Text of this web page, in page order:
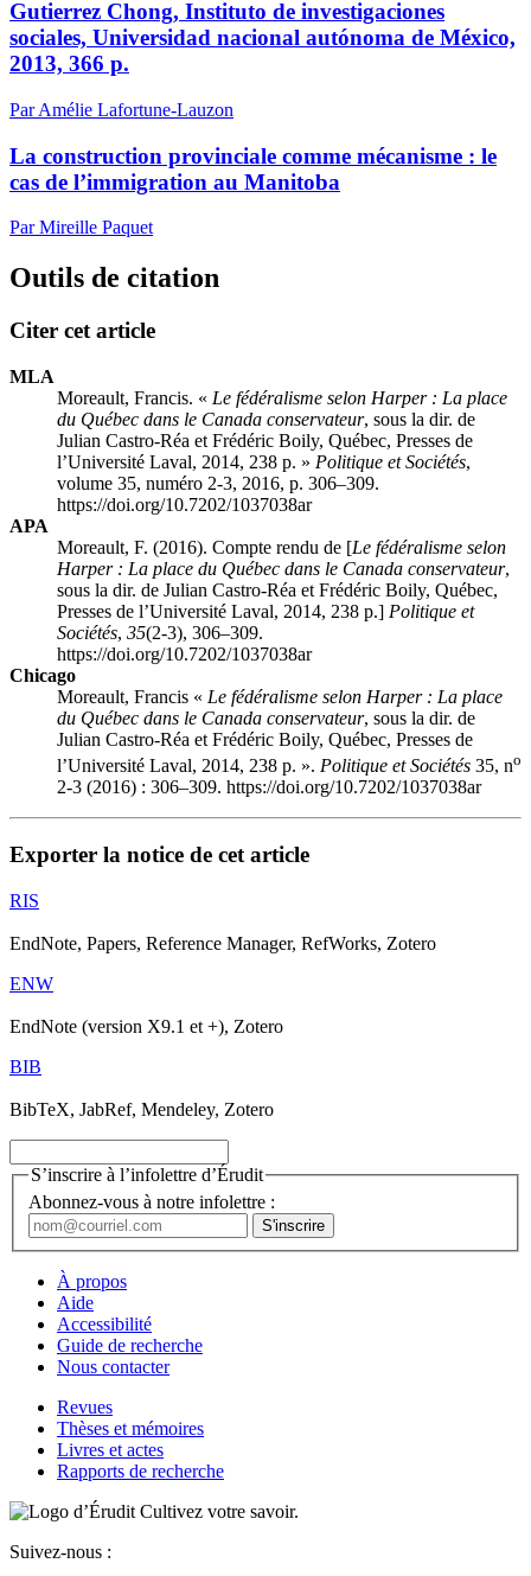
Gutierrez Chong, Instituto de investigaciones
sociales, Universidad nacional autónoma de México,
2013, 366 p.
Par Amélie Lafortune-Lauzon
La construction provinciale comme mécanisme : le
cas de l’immigration au Manitoba
Par Mireille Paquet
Outils de citation
Citer cet article
MLA
Moreault, Francis. « Le fédéralisme selon Harper : La place
du Québec dans le Canada conservateur, sous la dir. de
Julian Castro-Réa et Frédéric Boily, Québec, Presses de
l’Université Laval, 2014, 238 p. » Politique et Sociétés,
volume 35, numéro 2-3, 2016, p. 306–309.
https://doi.org/10.7202/1037038ar
APA
Moreault, F. (2016). Compte rendu de [Le fédéralisme selon
Harper : La place du Québec dans le Canada conservateur,
sous la dir. de Julian Castro-Réa et Frédéric Boily, Québec,
Presses de l’Université Laval, 2014, 238 p.] Politique et
Sociétés, 35(2-3), 306–309.
https://doi.org/10.7202/1037038ar
Chicago
Moreault, Francis « Le fédéralisme selon Harper : La place
du Québec dans le Canada conservateur, sous la dir. de
Julian Castro-Réa et Frédéric Boily, Québec, Presses de
l’Université Laval, 2014, 238 p. ». Politique et Sociétés 35, no
2-3 (2016) : 306–309. https://doi.org/10.7202/1037038ar
Exporter la notice de cet article
RIS
EndNote, Papers, Reference Manager, RefWorks, Zotero
ENW
EndNote (version X9.1 et +), Zotero
BIB
BibTeX, JabRef, Mendeley, Zotero
S’inscrire à l’infolettre d’Érudit
Abonnez-vous à notre infolettre :
À propos
Aide
Accessibilité
Guide de recherche
Nous contacter
Revues
Thèses et mémoires
Livres et actes
Rapports de recherche
Cultivez votre savoir.
Suivez-nous :